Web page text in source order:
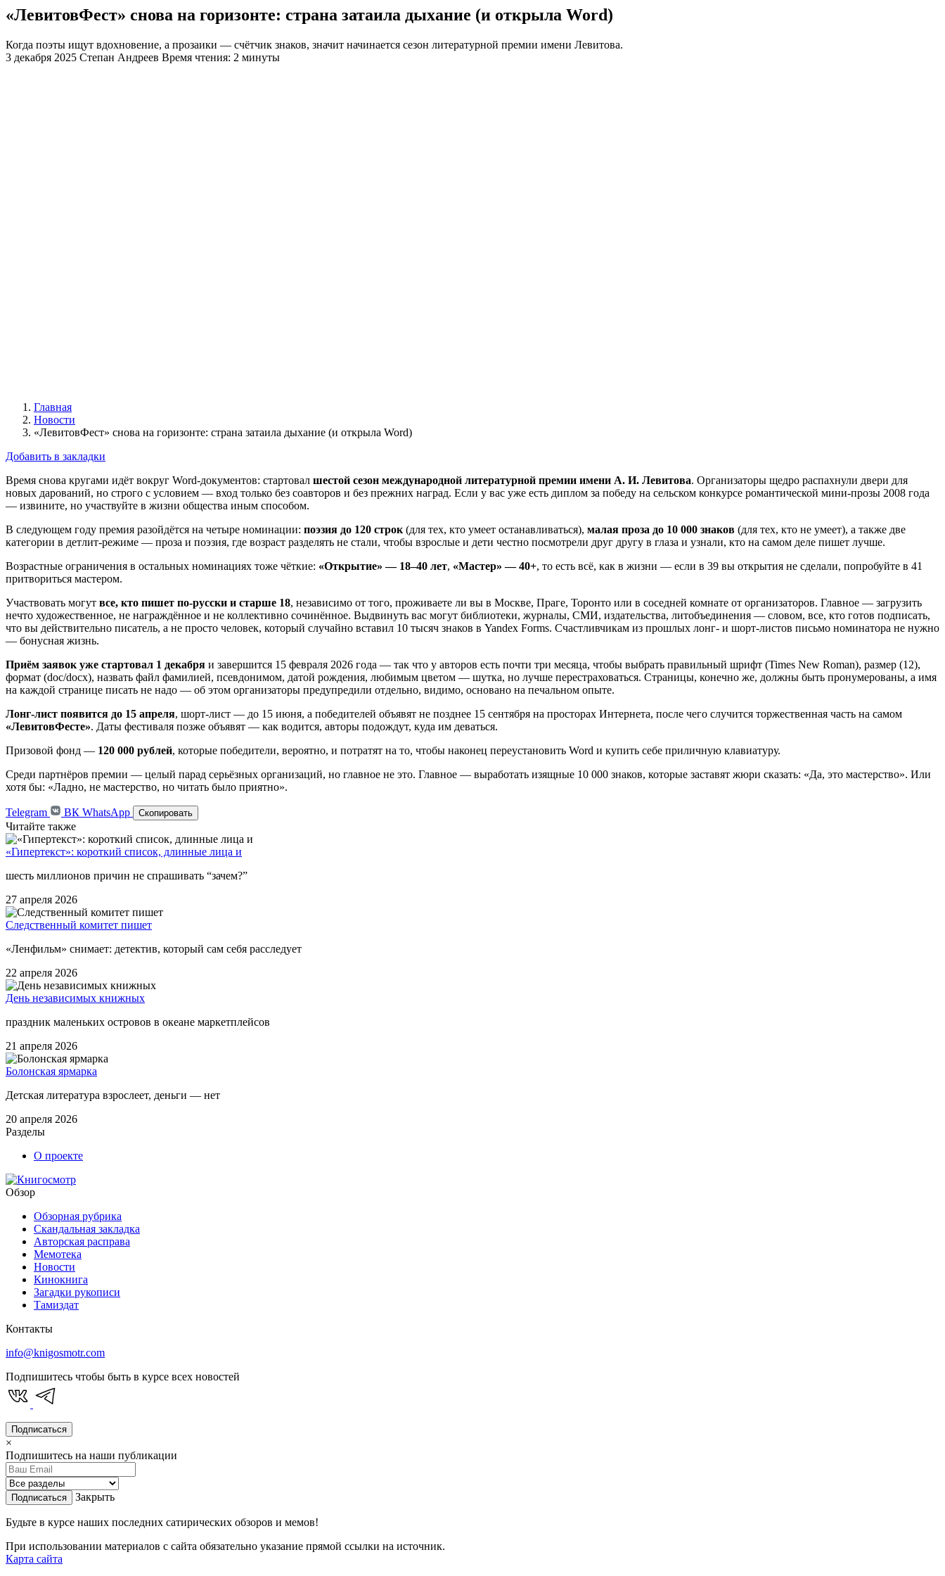
«ЛевитовФест» снова на горизонте: страна затаила дыхание (и открыла Word)
Когда поэты ищут вдохновение, а прозаики — счётчик знаков, значит начинается сезон литературной премии имени Левитова.
3 декабря 2025 Степан Андреев Время чтения: 2 минуты
Главная
Новости
«ЛевитовФест» снова на горизонте: страна затаила дыхание (и открыла Word)
Добавить в закладки
Время снова кругами идёт вокруг Word-документов: стартовал шестой сезон международной литературной премии имени А. И. Левитова. Организаторы щедро распахнули двери для
новых дарований, но строго с условием — вход только без соавторов и без прежних наград. Если у вас уже есть диплом за победу на сельском конкурсе романтической мини-прозы 2008 года
— извините, но участвуйте в жизни общества иным способом.
В следующем году премия разойдётся на четыре номинации: поэзия до 120 строк (для тех, кто умеет останавливаться), малая проза до 10 000 знаков (для тех, кто не умеет), а также две
категории в детлит-режиме — проза и поэзия, где возраст разделять не стали, чтобы взрослые и дети честно посмотрели друг другу в глаза и узнали, кто на самом деле пишет лучше.
Возрастные ограничения в остальных номинациях тоже чёткие: «Открытие» — 18–40 лет, «Мастер» — 40+, то есть всё, как в жизни — если в 39 вы открытия не сделали, попробуйте в 41
притвориться мастером.
Участвовать могут все, кто пишет по-русски и старше 18, независимо от того, проживаете ли вы в Москве, Праге, Торонто или в соседней комнате от организаторов. Главное — загрузить
нечто художественное, не награждённое и не коллективно сочинённое. Выдвинуть вас могут библиотеки, журналы, СМИ, издательства, литобъединения — словом, все, кто готов подписать,
что вы действительно писатель, а не просто человек, который случайно вставил 10 тысяч знаков в Yandex Forms. Счастливчикам из прошлых лонг- и шорт-листов письмо номинатора не нужно
— бонусная жизнь.
Приём заявок уже стартовал 1 декабря и завершится 15 февраля 2026 года — так что у авторов есть почти три месяца, чтобы выбрать правильный шрифт (Times New Roman), размер (12),
формат (doc/docx), назвать файл фамилией, псевдонимом, датой рождения, любимым цветом — шутка, но лучше перестраховаться. Страницы, конечно же, должны быть пронумерованы, а имя
на каждой странице писать не надо — об этом организаторы предупредили отдельно, видимо, основано на печальном опыте.
Лонг-лист появится до 15 апреля, шорт-лист — до 15 июня, а победителей объявят не позднее 15 сентября на просторах Интернета, после чего случится торжественная часть на самом
«ЛевитовФесте». Даты фестиваля позже объявят — как водится, авторы подождут, куда им деваться.
Призовой фонд — 120 000 рублей, которые победители, вероятно, и потратят на то, чтобы наконец переустановить Word и купить себе приличную клавиатуру.
Среди партнёров премии — целый парад серьёзных организаций, но главное не это. Главное — выработать изящные 10 000 знаков, которые заставят жюри сказать: «Да, это мастерство». Или
хотя бы: «Ладно, не мастерство, но читать было приятно».
Telegram ВК WhatsApp Скопировать
Читайте также
«Гипертекст»: короткий список, длинные лица и
шесть миллионов причин не спрашивать “зачем?”
27 апреля 2026
Следственный комитет пишет
«Ленфильм» снимает: детектив, который сам себя расследует
22 апреля 2026
День независимых книжных
праздник маленьких островов в океане маркетплейсов
21 апреля 2026
Болонская ярмарка
Детская литература взрослеет, деньги — нет
20 апреля 2026
Разделы
О проекте
Обзор
Обзорная рубрика
Скандальная закладка
Авторская расправа
Мемотека
Новости
Кинокнига
Загадки рукописи
Тамиздат
Контакты
info@knigosmotr.com
Подпишитесь чтобы быть в курсе всех новостей
Подписаться
×
Подпишитесь на наши публикации
Подписаться Закрыть
Будьте в курсе наших последних сатирических обзоров и мемов!
При использовании материалов с сайта обязательно указание прямой ссылки на источник.
Карта сайта